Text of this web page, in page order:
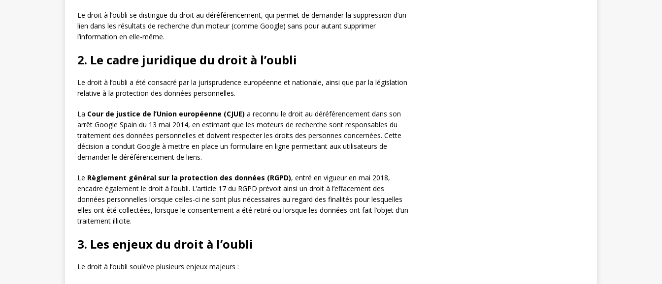
Le droit à l’oubli se distingue du droit au déréférencement, qui permet de demander la suppression d’un
lien dans les résultats de recherche d’un moteur (comme Google) sans pour autant supprimer
l’information en elle-même.
2. Le cadre juridique du droit à l’oubli
Le droit à l’oubli a été consacré par la jurisprudence européenne et nationale, ainsi que par la législation
relative à la protection des données personnelles.
La Cour de justice de l’Union européenne (CJUE) a reconnu le droit au déréférencement dans son
arrêt Google Spain du 13 mai 2014, en estimant que les moteurs de recherche sont responsables du
traitement des données personnelles et doivent respecter les droits des personnes concernées. Cette
décision a conduit Google à mettre en place un formulaire en ligne permettant aux utilisateurs de
demander le déréférencement de liens.
Le Règlement général sur la protection des données (RGPD), entré en vigueur en mai 2018,
encadre également le droit à l’oubli. L’article 17 du RGPD prévoit ainsi un droit à l’effacement des
données personnelles lorsque celles-ci ne sont plus nécessaires au regard des finalités pour lesquelles
elles ont été collectées, lorsque le consentement a été retiré ou lorsque les données ont fait l’objet d’un
traitement illicite.
3. Les enjeux du droit à l’oubli
Le droit à l’oubli soulève plusieurs enjeux majeurs :